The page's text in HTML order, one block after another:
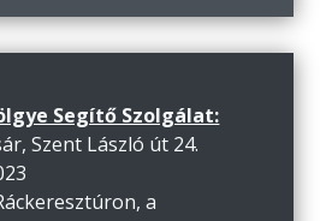
Segítő Szolgálat:
Szent László út 24.
a